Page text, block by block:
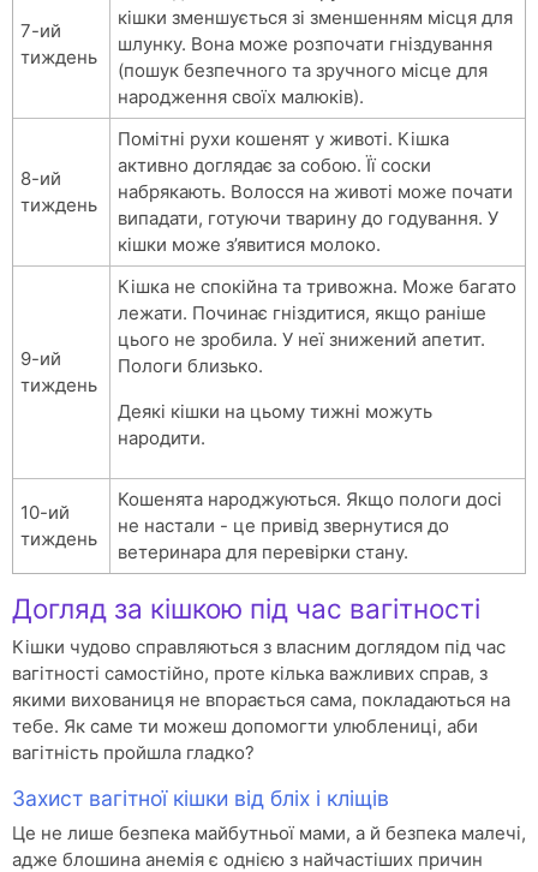
7-ий
тиждень
кішки зменшується зі зменшенням місця для
шлунку. Вона може розпочати гніздування
(пошук безпечного та зручного місце для
народження своїх малюків).
8-ий
тиждень
Помітні рухи кошенят у животі. Кішка
активно доглядає за собою. Її соски
набрякають. Волосся на животі може почати
випадати, готуючи тварину до годування. У
кішки може з’явитися молоко.
9-ий
тиждень
Кішка не спокійна та тривожна. Може багато
лежати. Починає гніздитися, якщо раніше
цього не зробила. У неї знижений апетит.
Пологи близько.
Деякі кішки на цьому тижні можуть
народити.
10-ий
тиждень
Кошенята народжуються. Якщо пологи досі
не настали - це привід звернутися до
ветеринара для перевірки стану.
Догляд за кішкою під час вагітності
Кішки чудово справляються з власним доглядом під час
вагітності самостійно, проте кілька важливих справ, з
якими вихованиця не впорається сама, покладаються на
тебе. Як саме ти можеш допомогти улюблениці, аби
вагітність пройшла гладко?
Захист вагітної кішки від бліх і кліщів
Це не лише безпека майбутньої мами, а й безпека малечі,
адже блошина анемія є однією з найчастіших причин